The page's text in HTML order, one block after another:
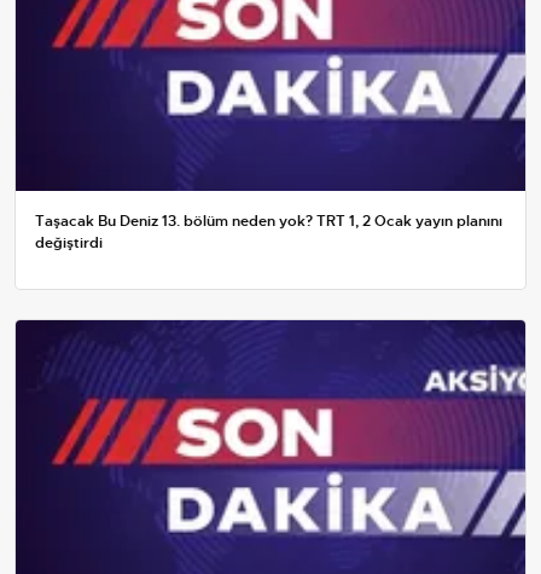
Taşacak Bu Deniz 13. bölüm neden yok? TRT 1, 2 Ocak yayın planını
değiştirdi